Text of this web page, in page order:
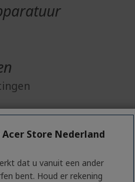
A-
A-
C-
Store Nederland
dat u vanuit een ander
bent. Houd er rekening